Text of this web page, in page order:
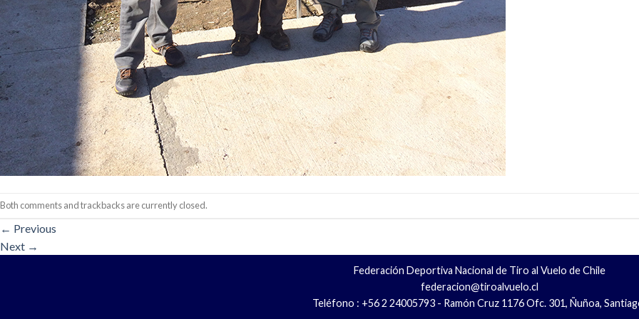
Both comments and trackbacks are currently closed.
← Previous
Next →
Federación Deportiva Nacional de Tiro al Vuelo de Chile
federacion@tiroalvuelo.cl
Teléfono : +56 2 24005793 - Ramón Cruz 1176 Ofc. 301, Ñuñoa,